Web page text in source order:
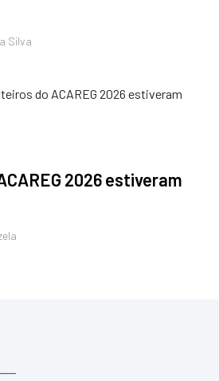
Silva
2026 estiveram